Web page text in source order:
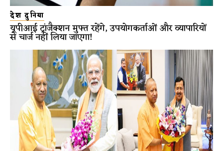
देश दुनिया
यूपीआई ट्रांजैक्शन मुफ्त रहेंगे, उपयोगकर्ताओं और व्यापारियों
से चार्ज नहीं लिया जाएगा!